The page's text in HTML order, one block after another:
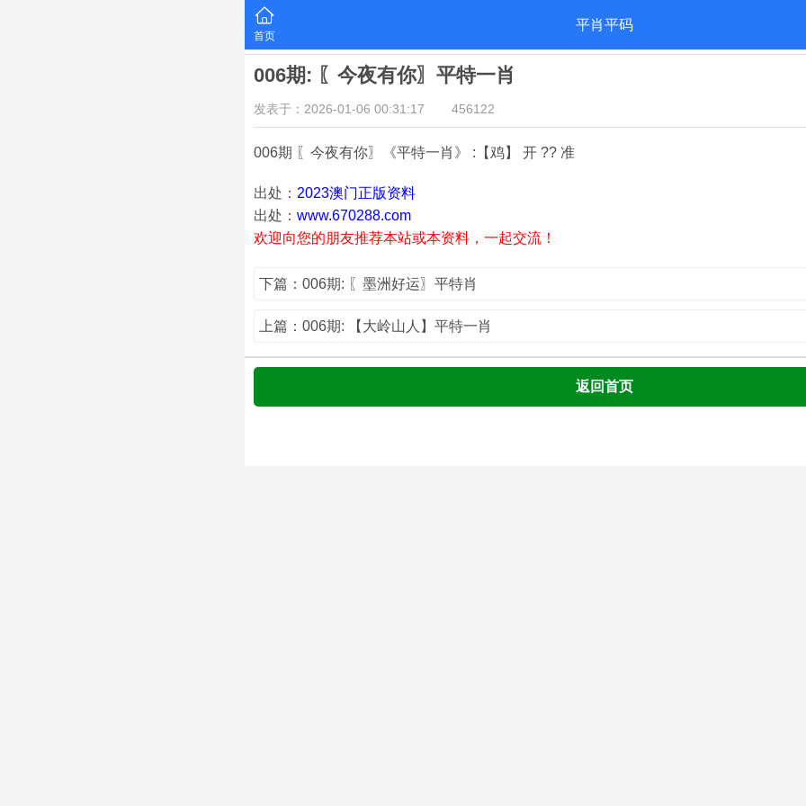
首页
平肖平码
006期: 〖今夜有你〗平特一肖
发表于：2026-01-06 00:31:17 456122
006期 〖今夜有你〗《平特一肖》 :【鸡】 开 ?? 准
出处： 2023澳门正版资料
出处： www.670288.com
欢迎向您的朋友推荐本站或本资料，一起交流！
下篇：006期: 〖墨洲好运〗平特肖
上篇：006期: 【大岭山人】平特一肖
返回首页